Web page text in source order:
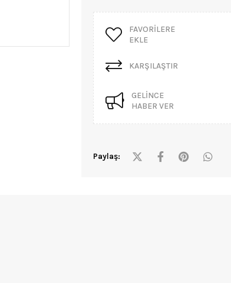
FAVORILERE
EKLE
KARŞILAŞTIR
GELINCE
HABER VER
Paylaş: